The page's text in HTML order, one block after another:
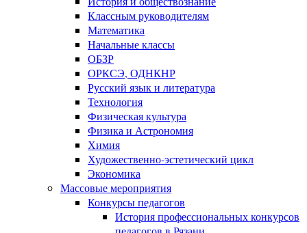
Классным руководителям
Математика
Начальные классы
ОБЗР
ОРКСЭ, ОДНКНР
Русский язык и литература
Технология
Физическая культура
Физика и Астрономия
Химия
Художественно-эстетический цикл
Экономика
Массовые мероприятия
Конкурсы педагогов
История профессиональных конкурсов